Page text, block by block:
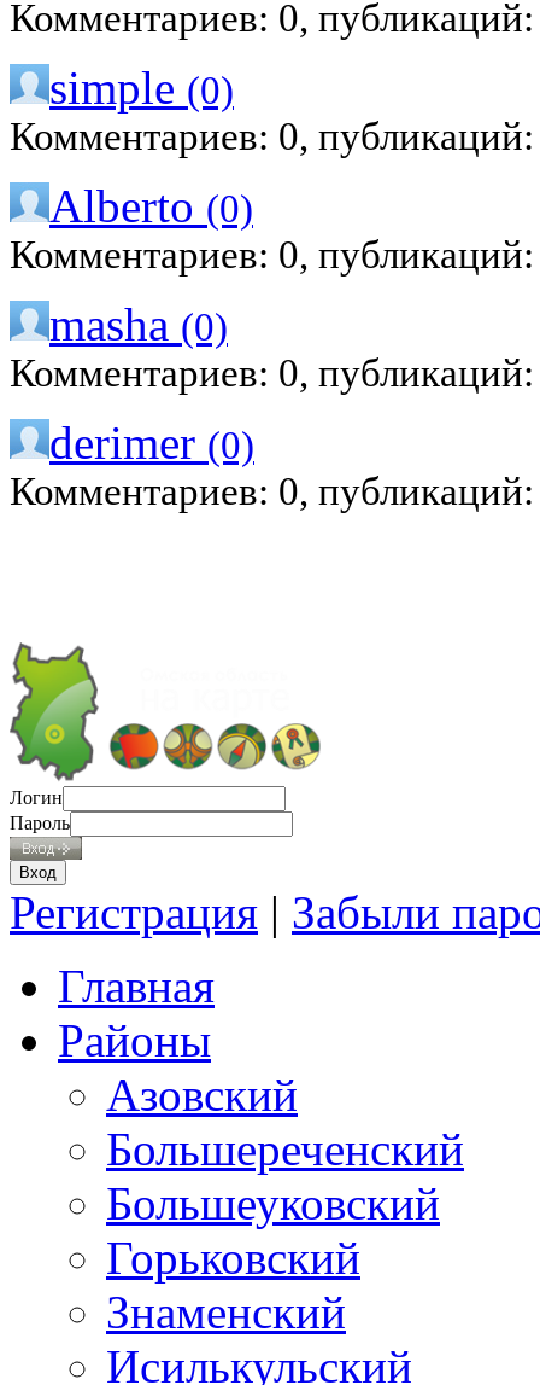
Комментариев: 0,
simple (0)
Комментариев: 0,
Alberto (0)
Комментариев: 0,
masha (0)
Комментариев: 0,
derimer (0)
Комментариев: 0,
Логин
Пароль
Регистрация | Забыли
Главная
Районы
Азовский
Большереченский
Большеуковский
Горьковский
Знаменский
Исилькульский